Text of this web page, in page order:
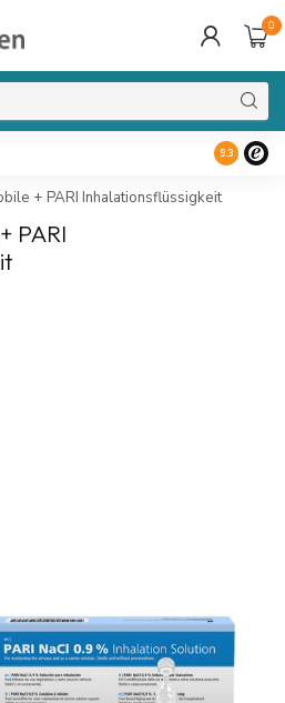
0
9.3
+ PARI Inhalationsflüssigkeit
PARI